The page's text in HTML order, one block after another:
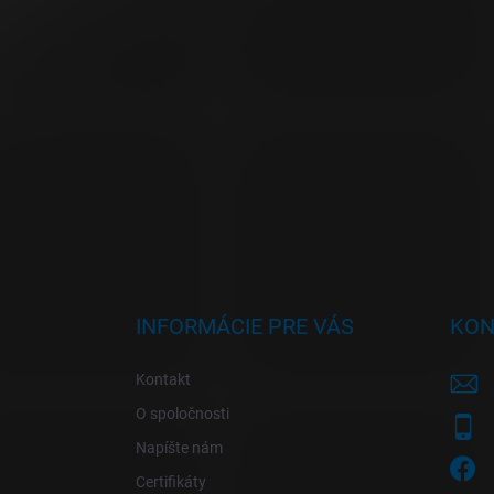
INFORMÁCIE PRE VÁS
Kontakt
O spoločnosti
Napíšte nám
Certifikáty